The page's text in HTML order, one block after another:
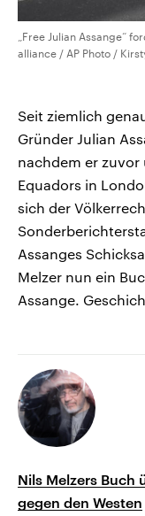
„Free Julian Assange“
alliance / AP Photo /
Seit ziemlich
Gründer Julian
nachdem er zuvor
Equadors in
sich der
Assanges
Melzer nun ein
Assange.
Nils Melzers Buch
gegen den Westen